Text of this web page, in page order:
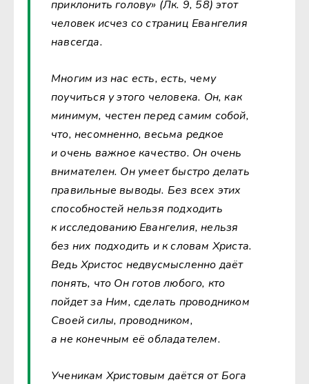
приклонить голову» (Лк. 9, 58) этот
человек исчез со страниц Евангелия
навсегда.
Многим из нас есть, есть, чему
поучиться у этого человека. Он, как
минимум, честен перед самим собой,
что, несомненно, весьма редкое
и очень важное качество. Он очень
внимателен. Он умеет быстро делать
правильные выводы. Без всех этих
способностей нельзя подходить
к исследованию Евангелия, нельзя
без них подходить и к словам Христа.
Ведь Христос недвусмысленно даёт
понять, что Он готов любого, кто
пойдет за Ним, сделать проводником
Своей силы, проводником,
а не конечным её обладателем.
Ученикам Христовым даётся от Бога